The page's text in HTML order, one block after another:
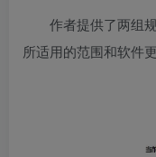
作者提供了两组
所适用的范围和软件